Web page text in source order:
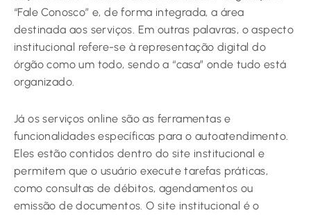
“Fale Conosco” e, de forma integrada, a área
destinada aos serviços. Em outras palavras, o aspecto
institucional refere-se à representação digital do
órgão como um todo, sendo a “casa” onde tudo está
organizado.
Já os serviços online são as ferramentas e
funcionalidades específicas para o autoatendimento.
Eles estão contidos dentro do site institucional e
permitem que o usuário execute tarefas práticas,
como consultas de débitos, agendamentos ou
emissão de documentos. O site institucional é o